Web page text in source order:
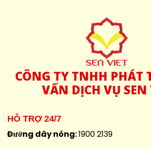
CÔNG TY TNHH PHÁT
VẤN DỊCH VỤ SEN
HỖ TRỢ 24/7
Đường dây nóng:1900 2139